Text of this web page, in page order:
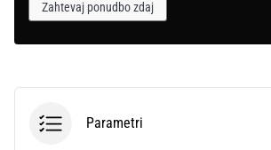
Zahtevaj ponudbo zdaj
Parametri